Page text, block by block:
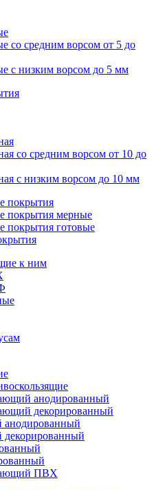
со средним ворсом от 5 до
с низким ворсом до 5 мм
со средним ворсом от 10 до
с низким ворсом до 10 мм
покрытия
покрытия мерные
покрытия готовые
к ним
анодированный
декорированный
анодированный
декорированный
ПВХ